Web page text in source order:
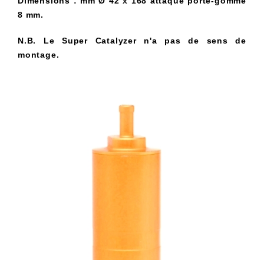
8 mm.
N.B. Le Super Catalyzer n'a pas de sens de
montage.